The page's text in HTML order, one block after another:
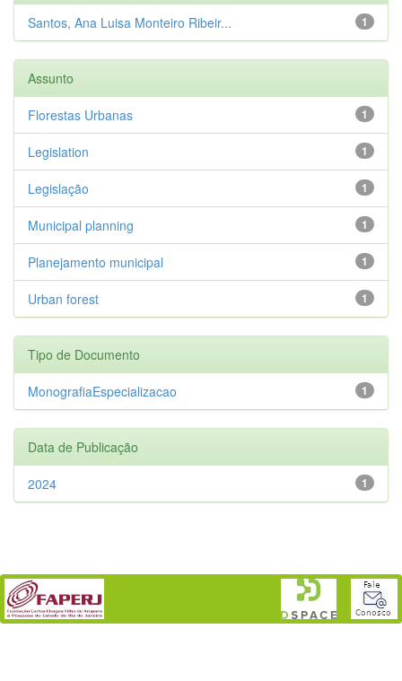
1
Santos, Ana Luisa Monteiro Ribeir...
Assunto
1
Florestas Urbanas
1
Legislation
1
Legislação
1
Municipal planning
1
Planejamento municipal
1
Urban forest
Tipo de Documento
1
MonografiaEspecializacao
Data de Publicação
1
2024